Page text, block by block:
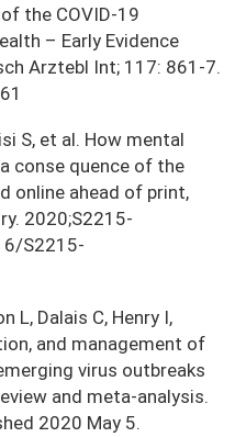
the COVID-19
– Early Evidence
Arztebl Int; 117: 861-7.
S, et al. How mental
conse quence of the
online ahead of print,
2020;S2215-
S2215-
L, Dalais C, Henry I,
and management of
virus outbreaks
and meta-analysis.
2020 May 5.